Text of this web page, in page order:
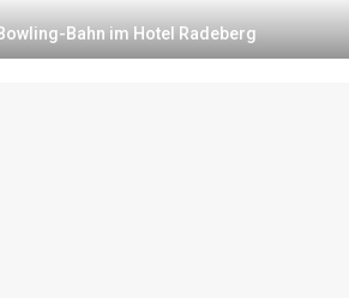
Bahn im Hotel Radeberg